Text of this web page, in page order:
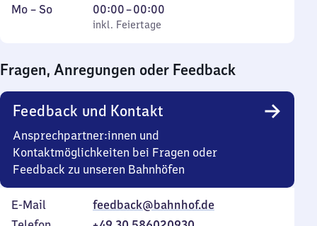
Montag
Mo – So,
inkl. Feiertage
00:00–00:00
Von
0
0
Uhr
inkl. Feiertage
Fragen, Anregungen oder Feedback
Feedback und Kontakt
Ansprechpartner:innen und
Kontaktmöglichkeiten bei Fragen oder
Feedback zu unseren Bahnhöfen
E-Mail
feedback@bahnhof.de